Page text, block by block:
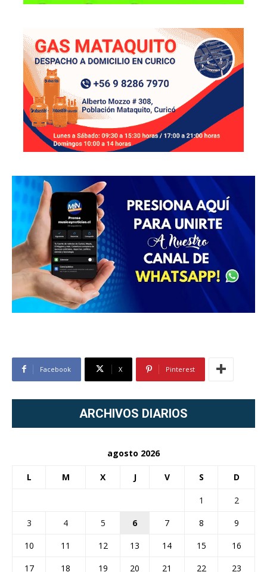
Facebook X Pinterest
ARCHIVOS DIARIOS
agosto 2026
L M X J V S D
1
2
3
4 5 6 7 8
9
10
11 12 13 14 15
16
17
18 19 20 21 22
23